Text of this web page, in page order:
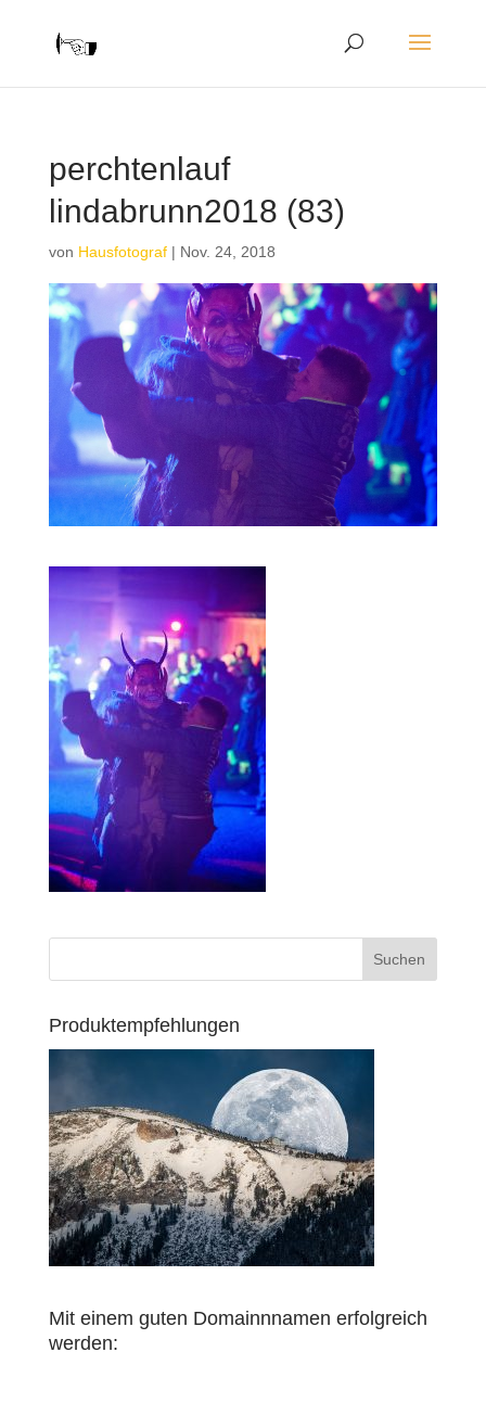
perchtenlauf
lindabrunn2018 (83)
von Hausfotograf| Nov. 24, 2018
Produktempfehlungen
Mit einem guten Domainnnamen erfolgreich
werden: